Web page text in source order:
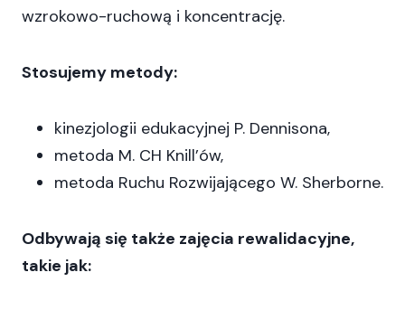
wzrokowo-ruchową i koncentrację.
Stosujemy metody:
kinezjologii edukacyjnej P. Dennisona,
metoda M. CH Knill’ów,
metoda Ruchu Rozwijającego W. Sherborne.
Odbywają się także zajęcia rewalidacyjne,
takie jak: